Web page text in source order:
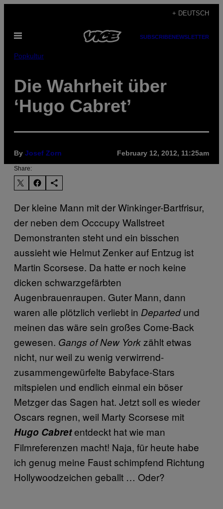
content
+ DEUTSCH
Open
SUBSCRIBENEWSLETTER
Popkultur
Die Wahrheit über
‘Hugo Cabret’
By Josef Zorn February 12, 2012, 11:25am
Share:
Der kleine Mann mit der Winkinger-Bartfrisur,
der neben dem Occcupy Wallstreet
Demonstranten steht und ein bisschen
aussieht wie Helmut Zenker auf Entzug ist
Martin Scorsese. Da hatte er noch keine
dicken schwarzgefärbten
Augenbrauenraupen. Guter Mann, dann
waren alle plötzlich verliebt in Departedund
meinen das wäre sein großes Come-Back
gewesen. Gangs of New Yorkzählt etwas
nicht, nur weil zu wenig verwirrend-
zusammengewürfelte Babyface-Stars
mitspielen und endlich einmal ein böser
Metzger das Sagen hat. Jetzt soll es wieder
Oscars regnen, weil Marty Scorsese mit
Hugo Cabretentdeckt hat wie man
Filmreferenzen macht! Naja, für heute habe
ich genug meine Faust schimpfend Richtung
Hollywoodzeichen geballt … Oder?